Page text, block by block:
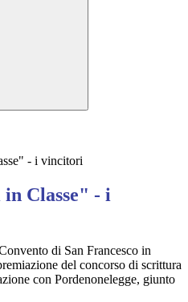
- i vincitori
in Classe" - i
di San Francesco in
del concorso di scrittura
con Pordenonelegge, giunto